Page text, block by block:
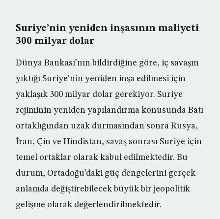
Suriye’nin yeniden inşasının maliyeti
300 milyar dolar
Dünya Bankası’nın bildirdiğine göre, iç savaşın
yıktığı Suriye’nin yeniden inşa edilmesi için
yaklaşık 300 milyar dolar gerekiyor. Suriye
rejiminin yeniden yapılandırma konusunda Batı
ortaklığından uzak durmasından sonra Rusya,
İran, Çin ve Hindistan, savaş sonrası Suriye için
temel ortaklar olarak kabul edilmektedir. Bu
durum, Ortadoğu’daki güç dengelerini gerçek
anlamda değiştirebilecek büyük bir jeopolitik
gelişme olarak değerlendirilmektedir.